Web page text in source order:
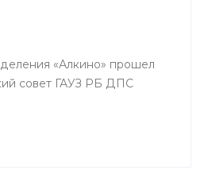
«Алкино» прошел
совет ГАУЗ РБ ДПС